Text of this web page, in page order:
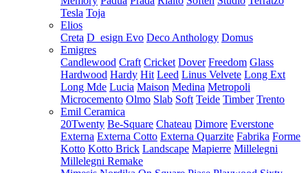
Tesla Toja
Elios
Creta D_esign Evo Deco Anthology Domus
Emigres
Candlewood Craft Cricket Dover Freedom Glass
Hardwood Hardy Hit Leed Linus Velvete Long Ext
Long Mde Lucia Maison Medina Metropoli
Microcemento Olmo Slab Soft Teide Timber Trento
Emil Ceramica
20Twenty Be-Square Chateau Dimore Everstone
Externa Externa Cotto Externa Quarzite Fabrika Forme
Kotto Kotto Brick Landscape Mapierre Millelegni
Millelegni Remake